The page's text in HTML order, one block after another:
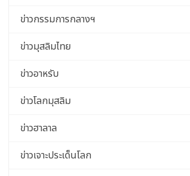
ข่าวกรรมการกลางฯ
ข่าวมุสลิมไทย
ข่าวอาหรับ
ข่าวโลกมุสลิม
ข่าวฮาลาล
ข่าวเจาะประเด็นโลก